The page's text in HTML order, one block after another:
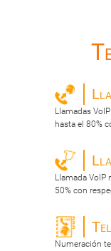
Llamadas
hasta el 80%
Llamada VoIP
50% con
Numeración